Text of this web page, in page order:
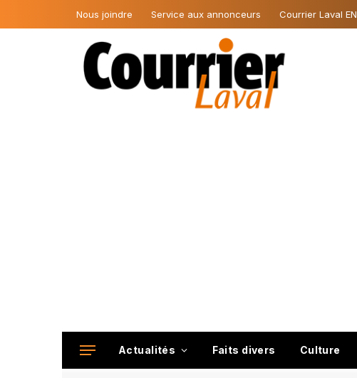
Nous joindre Service aux annonceurs Courrier Laval EN
Actualités Faits divers Culture